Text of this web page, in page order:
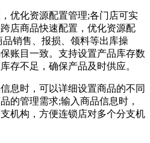
化资源配置管理;各门店可实
店商品快速配置，优化资源配
销售、报损、领料等出库操
账目一致。支持设置产品库存数
存不足，确保产品及时供应。
时，可以详细设置商品的不同
的管理需求;输入商品信息时，
机构，方便连锁店对多个分支机